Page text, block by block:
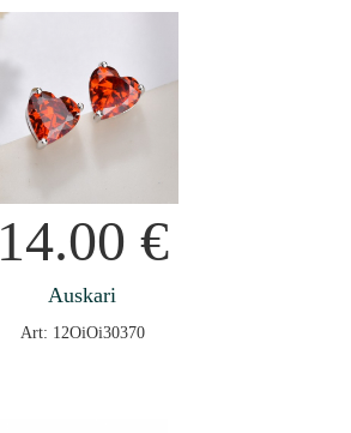
14.00 €
Auskari
Art: 12OiOi30370